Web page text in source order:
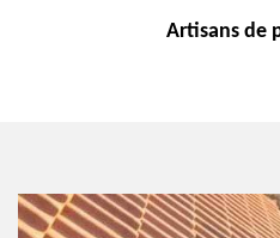
Artisans de